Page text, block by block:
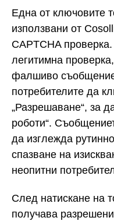
Една от ключовите
използвани от
CAPTCHA
легитимна
фалшиво
потребителите да
„Разрешаване“, за
роботи“.
да изглежда
спазване на
неопитни
След натискане на
получава